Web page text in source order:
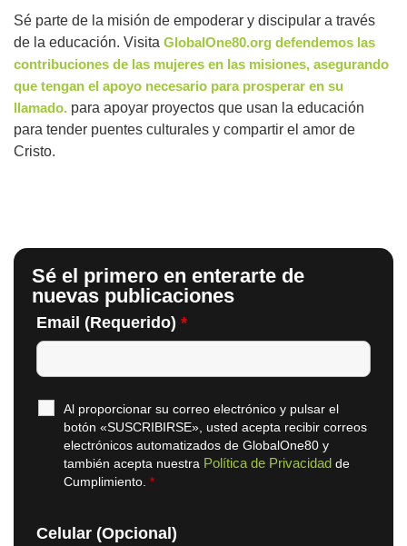
Sé parte de la misión de empoderar y discipular a través
de la educación. Visita GlobalOne80.org defendemos las
contribuciones de las mujeres en las misiones, asegurando
que tengan el apoyo necesario para prosperar en su
llamado. para apoyar proyectos que usan la educación
para tender puentes culturales y compartir el amor de
Cristo.
Sé el primero en enterarte de
nuevas publicaciones
Email (Requerido) *
Al proporcionar su correo electrónico y pulsar el
botón «SUSCRIBIRSE», usted acepta recibir correos
electrónicos automatizados de GlobalOne80 y
también acepta nuestra Política de Privacidad de
Cumplimiento. *
Celular (Opcional)